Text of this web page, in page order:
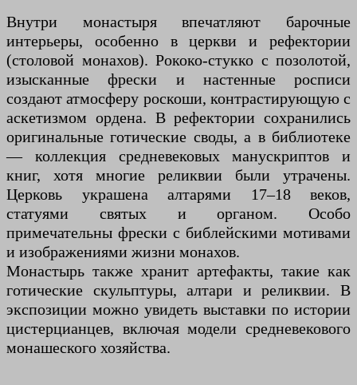
Внутри монастыря впечатляют барочные
интерьеры, особенно в церкви и рефектории
(столовой монахов). Рококо-стукко с позолотой,
изысканные фрески и настенные росписи
создают атмосферу роскоши, контрастирующую с
аскетизмом ордена. В рефектории сохранились
оригинальные готические своды, а в библиотеке
— коллекция средневековых манускриптов и
книг, хотя многие реликвии были утрачены.
Церковь украшена алтарями 17–18 веков,
статуями святых и органом. Особо
примечательны фрески с библейскими мотивами
и изображениями жизни монахов.
Монастырь также хранит артефакты, такие как
готические скульптуры, алтари и реликвии. В
экспозиции можно увидеть выставки по истории
цистерцианцев, включая модели средневекового
монашеского хозяйства.